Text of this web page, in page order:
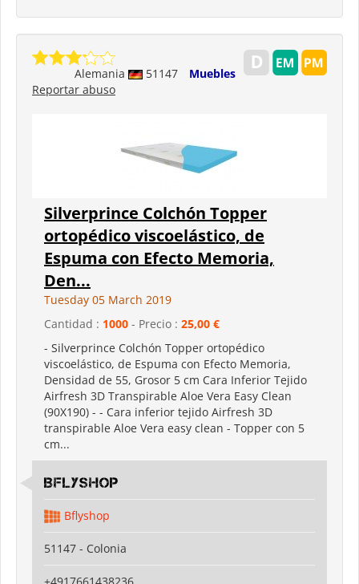
Alemania 51147
Muebles
Reportar abuso
Silverprince Colchón Topper
ortopédico viscoelástico, de
Espuma con Efecto Memoria,
Den...
Tuesday 05 March 2019
Cantidad : 1000 - Precio : 25,00 €
- Silverprince Colchón Topper ortopédico
viscoelástico, de Espuma con Efecto Memoria,
Densidad de 55, Grosor 5 cm Cara Inferior Tejido
Airfresh 3D Transpirable Aloe Vera Easy Clean
(90X190) - - Cara inferior tejido Airfresh 3D
transpirable Aloe Vera easy clean - Topper con 5
cm...
Bflyshop
Bflyshop
51147 - Colonia